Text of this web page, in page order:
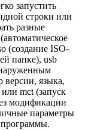
запустить
строки или
разные
(создание ISO-
папке), usb
версии, языка,
mct (запуск
модификации
параметры
программы.